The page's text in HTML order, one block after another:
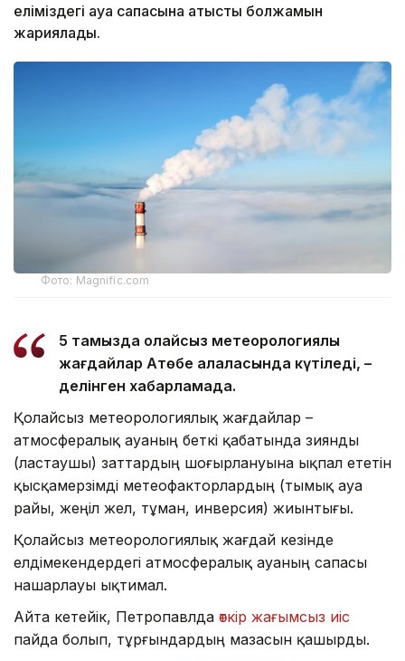
еліміздегі ауа сапасына қатысты болжамын
жариялады.
Фото: Magnific.com
5 тамызда қолайсыз метеорологиялық
жағдайлар Ақтөбе қалаласында күтіледі, –
делінген хабарламада.
Қолайсыз метеорологиялық жағдайлар –
атмосфералық ауаның беткі қабатында зиянды
(ластаушы) заттардың шоғырлануына ықпал ететін
қысқамерзімді метеофакторлардың (тымық ауа
райы, жеңіл жел, тұман, инверсия) жиынтығы.
Қолайсыз метеорологиялық жағдай кезінде
елдімекендердегі атмосфералық ауаның сапасы
нашарлауы ықтимал.
Айта кетейік, Петропавлда өткір жағымсыз иіс
пайда болып, тұрғындардың мазасын қашырды.